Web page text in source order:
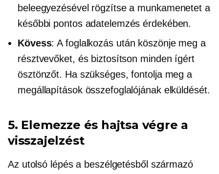
beleegyezésével rögzítse a munkamenetet a
későbbi pontos adatelemzés érdekében.
Kövess: A foglalkozás után köszönje meg a
résztvevőket, és biztosítson minden ígért
ösztönzőt. Ha szükséges, fontolja meg a
megállapítások összefoglalójának elküldését.
5. Elemezze és hajtsa végre a
visszajelzést
Az utolsó lépés a beszélgetésből származó